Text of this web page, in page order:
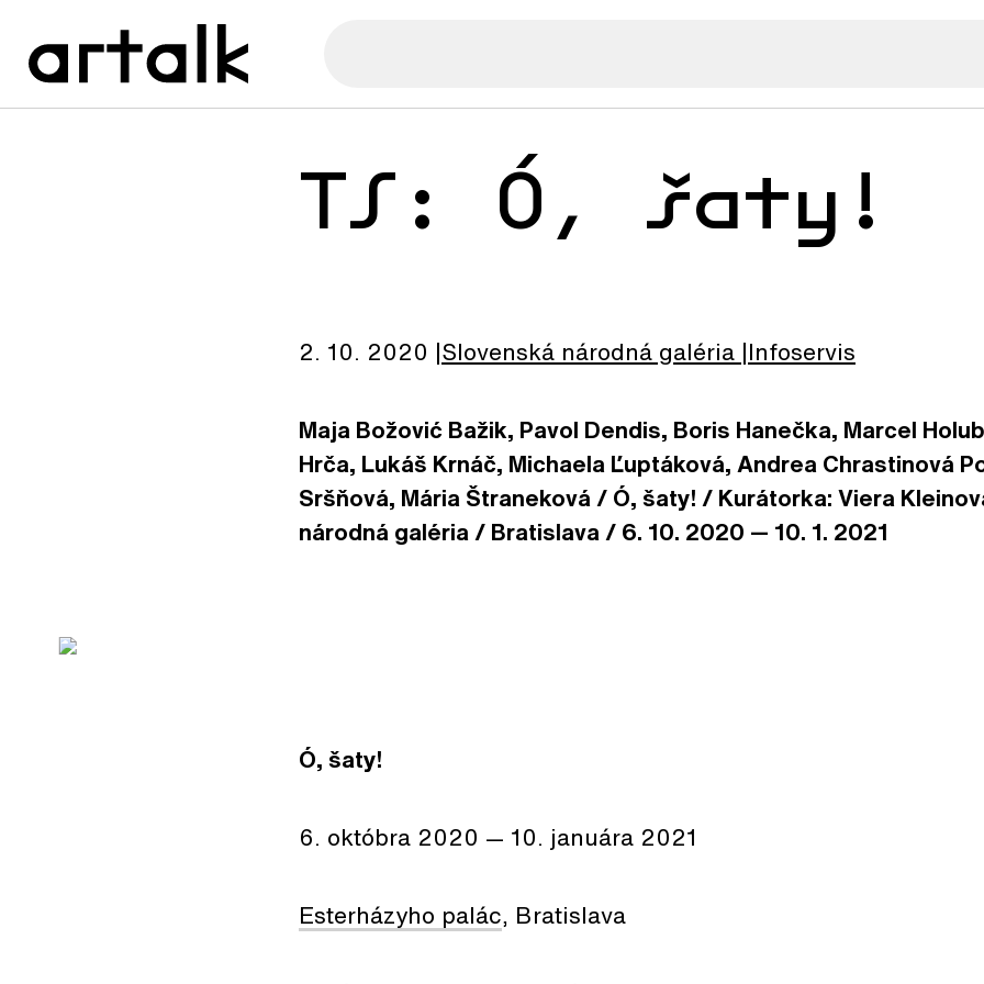
TS: Ó, šaty!
2. 10. 2020 Slovenská národná galéria Infoservis
Maja Božović Bažik, Pavol Dendis, Boris Hanečka, Marcel
Hrča, Lukáš Krnáč, Michaela Ľuptáková, Andrea Chrastinová
Sršňová, Mária Štraneková / Ó, šaty! / Kurátorka: Viera
národná galéria / Bratislava / 6. 10. 2020 — 10. 1. 2021
Ó, šaty!
6. októbra 2020 — 10. januára 2021
Esterházyho palác, Bratislava